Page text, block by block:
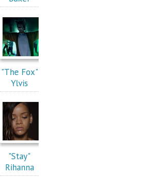
"The Fox"
Ylvis
"Stay"
Rihanna